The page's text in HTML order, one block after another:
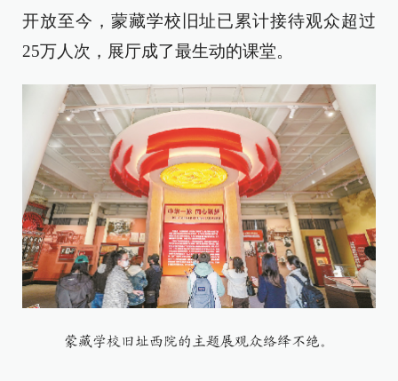
开放至今，蒙藏学校旧址已累计接待观众超过
25万人次，展厅成了最生动的课堂。
蒙藏学校旧址西院的主题展观众络绎不绝。